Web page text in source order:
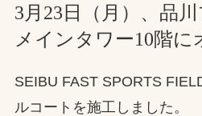
施工・管理実績一覧
会社概要
3月23日（月）、品
メインタワー10階に
SEIBU FAST SPORTS
ルコートを施工しました。